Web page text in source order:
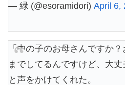
— 緑 (@esoramidori) April 6,
「中の子のお母さんですか
までしてるんですけど、大丈
と声をかけてくれた。